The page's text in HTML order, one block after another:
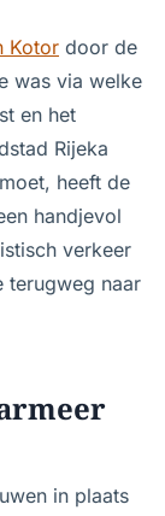
Kotor door de
was via welke
en het
Rijeka
heeft de
handjevol
verkeer
terugweg naar
in plaats